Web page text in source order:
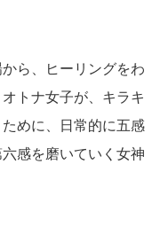
ら、ヒーリングをわ
トナ女子が、キラキ
めに、日常的に五感
感を磨いていく女神